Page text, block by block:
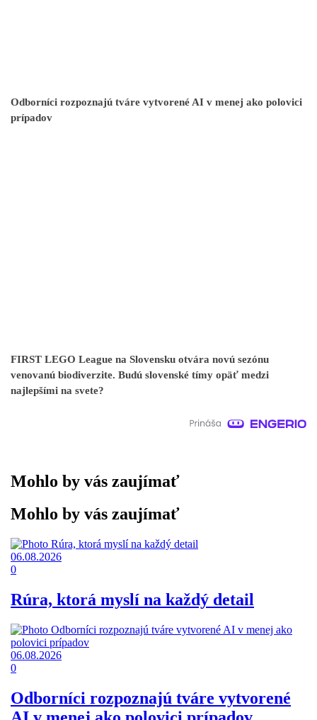
Odborníci rozpoznajú tváre vytvorené AI v menej ako polovici
prípadov
FIRST LEGO League na Slovensku otvára novú sezónu
venovanú biodiverzite. Budú slovenské tímy opäť medzi
najlepšími na svete?
Mohlo by vás zaujímať
Mohlo by vás zaujímať
06.08.2026
0
Rúra, ktorá myslí na každý detail
06.08.2026
0
Odborníci rozpoznajú tváre vytvorené